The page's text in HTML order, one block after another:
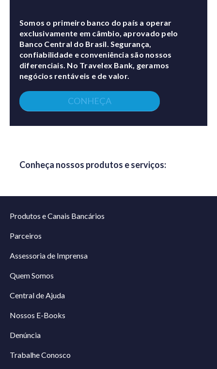
Somos o primeiro banco do país a operar
exclusivamente em câmbio, aprovado pelo
Banco Central do Brasil. Segurança,
confiabilidade e conveniência são nossos
diferenciais. No Travelex Bank, geramos
negócios rentáveis e de valor.
CONHEÇA
Conheça nossos produtos e serviços:
Produtos e Canais Bancários
Parceiros
Assessoria de Imprensa
Quem Somos
Central de Ajuda
Nossos E-Books
Denúncia
Trabalhe Conosco